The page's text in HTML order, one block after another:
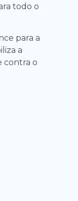
todo o
para a
a
contra o